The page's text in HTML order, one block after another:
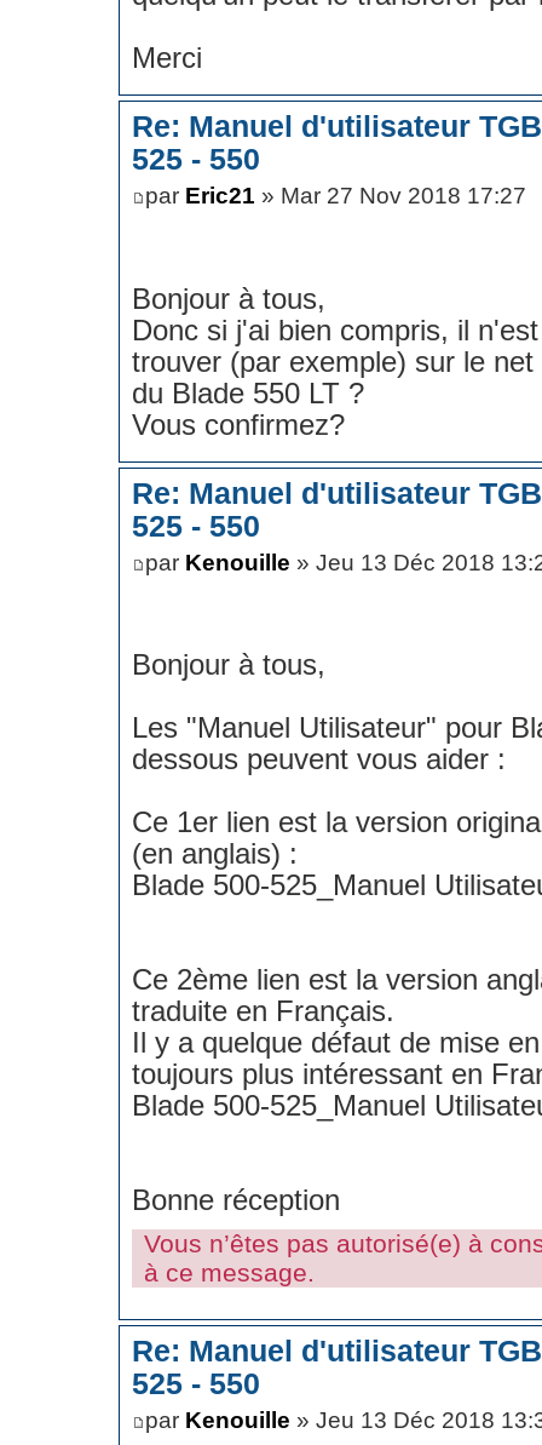
Merci
Re: Manuel d'utilisateur
525 - 550
par Eric21 » Mar 27 Nov 2018 17:27
Bonjour à tous,
Donc si j'ai bien compris, il
trouver (par exemple) sur le
du Blade 550 LT ?
Vous confirmez?
Re: Manuel d'utilisateur
525 - 550
par Kenouille » Jeu 13 Déc 2018
Bonjour à tous,
Les "Manuel Utilisateur" pour
dessous peuvent vous aider :
Ce 1er lien est la version
(en anglais) :
Blade 500-525_Manuel
Ce 2ème lien est la version
traduite en Français.
Il y a quelque défaut de mise
toujours plus intéressant en
Blade 500-525_Manuel
Bonne réception
Vous n’êtes pas autorisé(e) à
à ce message.
Re: Manuel d'utilisateur
525 - 550
par Kenouille » Jeu 13 Déc 2018